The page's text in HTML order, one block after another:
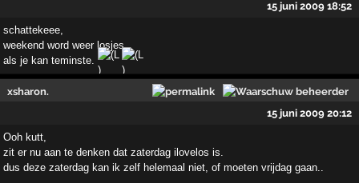
15 juni 2009 18:52
schattekeee,
weekend word weer losjes,
als je kan teminste.
xsharon.
15 juni 2009 20:12
Ooh kutt,
zit er nu aan te denken dat zaterdag ilovelos is.
dus deze zaterdag kan ik zelf helemaal niet, of moeten vrijdag gaan..